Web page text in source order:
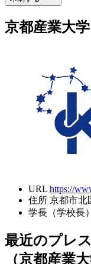
京都産業大学
URL https://
住所 京都市北
学長（学校長）
最近のプレ
（京都産業大